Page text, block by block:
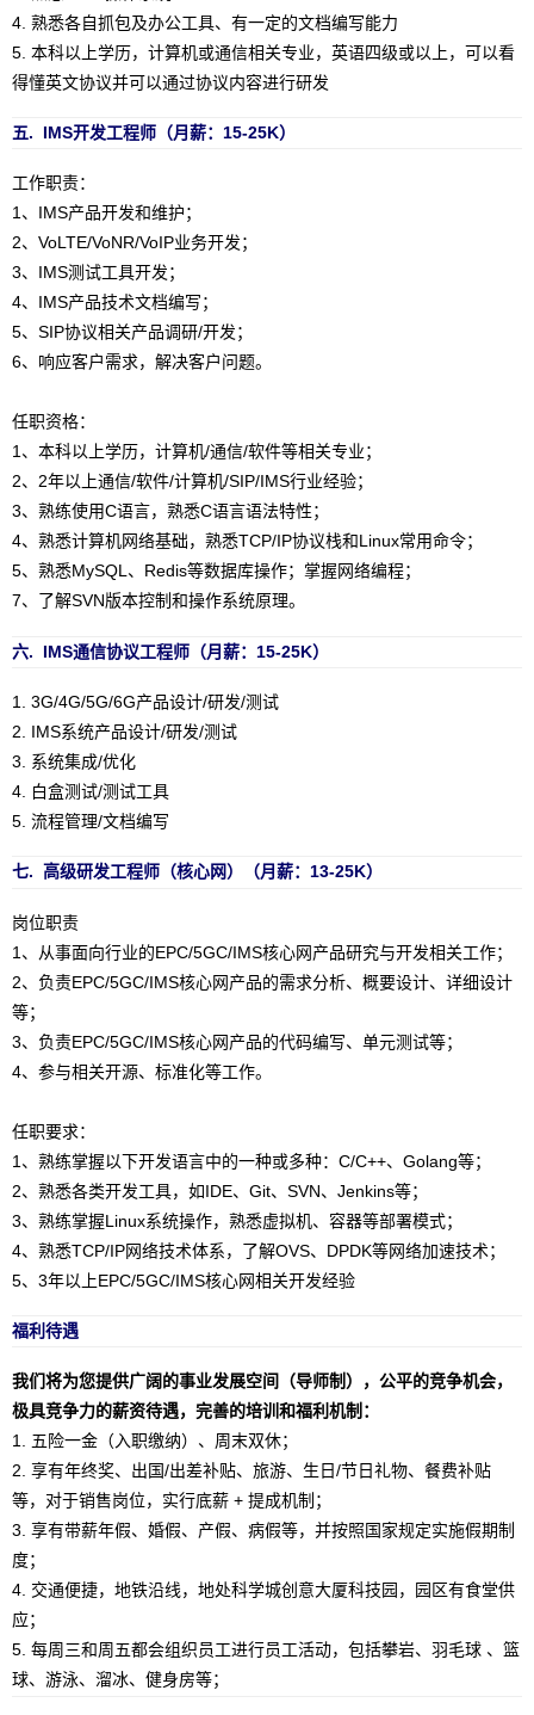
4. 熟悉各自抓包及办公工具、有一定的文档编写能力
5. 本科以上学历，计算机或通信相关专业，英语四级或以上，可以看
得懂英文协议并可以通过协议内容进行研发
五. IMS开发工程师（月薪：15-25K）
工作职责：
1、IMS产品开发和维护；
2、VoLTE/VoNR/VoIP业务开发；
3、IMS测试工具开发；
4、IMS产品技术文档编写；
5、SIP协议相关产品调研/开发；
6、响应客户需求，解决客户问题。
任职资格：
1、本科以上学历，计算机/通信/软件等相关专业；
2、2年以上通信/软件/计算机/SIP/IMS行业经验；
3、熟练使用C语言，熟悉C语言语法特性；
4、熟悉计算机网络基础，熟悉TCP/IP协议栈和Linux常用命令；
5、熟悉MySQL、Redis等数据库操作；掌握网络编程；
7、了解SVN版本控制和操作系统原理。
六. IMS通信协议工程师 （月薪：15-25K）
1. 3G/4G/5G/6G产品设计/研发/测试
2. IMS系统产品设计/研发/测试
3. 系统集成/优化
4. 白盒测试/测试工具
5. 流程管理/文档编写
七. 高级研发工程师（核心网） （月薪：13-25K）
岗位职责
1、从事面向行业的EPC/5GC/IMS核心网产品研究与开发相关工作；
2、负责EPC/5GC/IMS核心网产品的需求分析、概要设计、详细设计
等；
3、负责EPC/5GC/IMS核心网产品的代码编写、单元测试等；
4、参与相关开源、标准化等工作。
任职要求：
1、熟练掌握以下开发语言中的一种或多种：C/C++、Golang等；
2、熟悉各类开发工具，如IDE、Git、SVN、Jenkins等；
3、熟练掌握Linux系统操作，熟悉虚拟机、容器等部署模式；
4、熟悉TCP/IP网络技术体系，了解OVS、DPDK等网络加速技术；
5、3年以上EPC/5GC/IMS核心网相关开发经验
福利待遇
我们将为您提供广阔的事业发展空间（导师制），公平的竞争机会，
极具竞争力的薪资待遇，完善的培训和福利机制：
1. 五险一金（入职缴纳）、周末双休；
2. 享有年终奖、出国/出差补贴、旅游、生日/节日礼物、餐费补贴
等，对于销售岗位，实行底薪 + 提成机制；
3. 享有带薪年假、婚假、产假、病假等，并按照国家规定实施假期制
度；
4. 交通便捷，地铁沿线，地处科学城创意大厦科技园，园区有食堂供
应；
5. 每周三和周五都会组织员工进行员工活动，包括攀岩、羽毛球 、篮
球、游泳、溜冰、健身房等；